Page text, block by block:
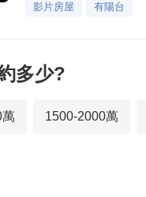
影片房屋 有陽台
多少?
萬 1500-2000萬